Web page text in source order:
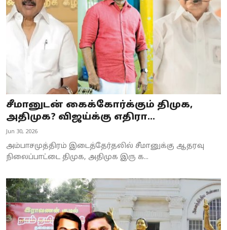
சீமானுடன் கைக்கோர்க்கும் திமுக,
அதிமுக? விஜய்க்கு எதிரா...
Jun 30, 2026
அம்பாசமுத்திரம் இடைத்தேர்தலில் சீமானுக்கு ஆதரவு
நிலைப்பாட்டை திமுக, அதிமுக இரு க...